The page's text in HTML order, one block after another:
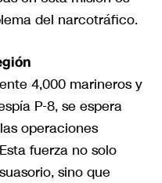
del narcotráfico.
4,000 marineros y
P-8, se espera
operaciones
fuerza no solo
sino que